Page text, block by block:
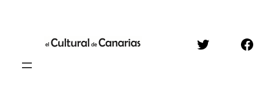
contenido
Twitter